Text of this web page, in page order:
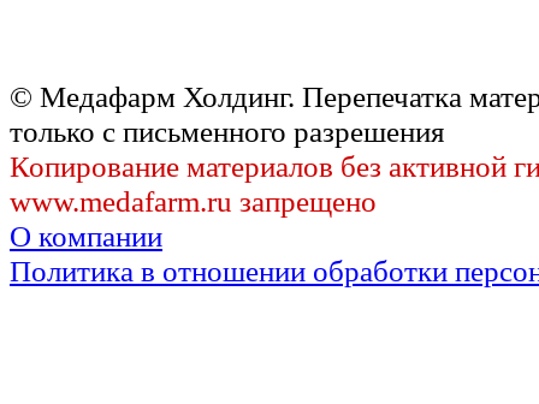
© Медафарм Холдинг. Перепечатка
только с письменного разрешения
Копирование материалов без активной
www.medafarm.ru запрещено
О компании
Политика в отношении обработки